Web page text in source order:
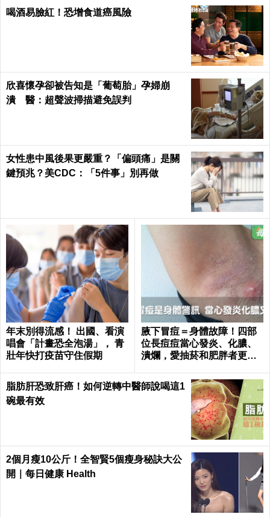
喝酒易臉紅！恐增食道癌風險
欣喜懷孕卻被告知是「葡萄胎」孕婦崩
潰 醫：超聲波掃描避免誤判
女性患中風後果更嚴重？「偏頭痛」是關
鍵預兆？美CDC：「5件事」別再做
年末別得流感！ 出國、看演
唱會「計畫恐全泡湯」， 青
壯年快打疫苗守住假期
腋下冒痘＝身體故障！四部
位長痘痘當心發炎、化膿、
潰爛，愛抽菸和肥胖者更要
脂肪肝恐致肝癌！如何逆轉中醫師說喝這1
碗最有效
2個月瘦10公斤！全智賢5個瘦身秘訣大公
開｜每日健康 Health